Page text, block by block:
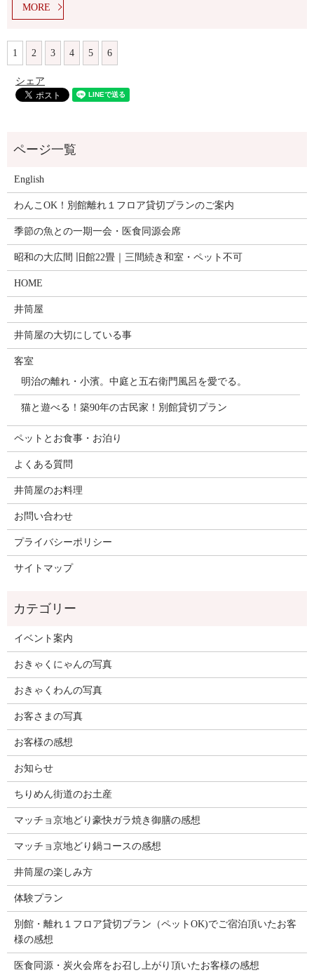
MORE
1 2 3 4 5 6
シェア
English
わんこOK！別館離れ１フロア貸切プランのご案内
季節の魚との一期一会・医食同源会席
昭和の大広間 旧館22畳｜三間続き和室・ペット不可
HOME
井筒屋
井筒屋の大切にしている事
客室
明治の離れ・小濱。中庭と五右衛門風呂を愛でる。
猫と遊べる！築90年の古民家！別館貸切プラン
ペットとお食事・お泊り
よくある質問
井筒屋のお料理
お問い合わせ
プライバシーポリシー
サイトマップ
イベント案内
おきゃくにゃんの写真
おきゃくわんの写真
お客さまの写真
お客様の感想
お知らせ
ちりめん街道のお土産
マッチョ京地どり豪快ガラ焼き御膳の感想
マッチョ京地どり鍋コースの感想
井筒屋の楽しみ方
体験プラン
別館・離れ１フロア貸切プラン（ペットOK)でご宿泊頂いたお客
様の感想
医食同源・炭火会席をお召し上がり頂いたお客様の感想